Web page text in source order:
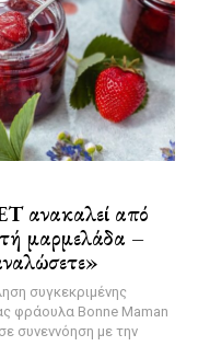
ανακαλεί από
μαρμελάδα –
συγκεκριμένης
φράουλα Bonne Maman
συνεννόηση με την